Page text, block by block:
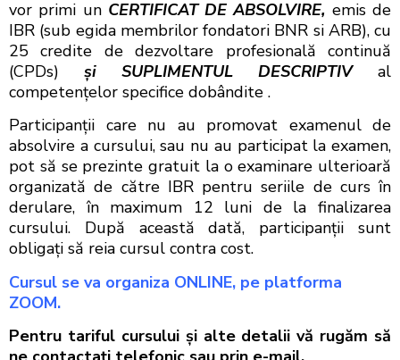
vor primi un CERTIFICAT DE ABSOLVIRE, emis de
IBR (sub egida membrilor fondatori BNR si ARB), cu
25 credite de dezvoltare profesională continuă
(CPDs) şi SUPLIMENTUL DESCRIPTIVal
competenţelor specifice dobândite .
Participanţii care nu au promovat examenul de
absolvire a cursului, sau nu au participat la examen,
pot să se prezinte gratuit la o examinare ulterioară
organizată de către IBR pentru seriile de curs în
derulare, în maximum 12 luni de la finalizarea
cursului. După această dată, participanţii sunt
obligaţi să reia cursul contra cost.
Cursul se va organiza ONLINE, pe platforma
ZOOM.
Pentru tariful cursului şi alte detalii vă rugăm să